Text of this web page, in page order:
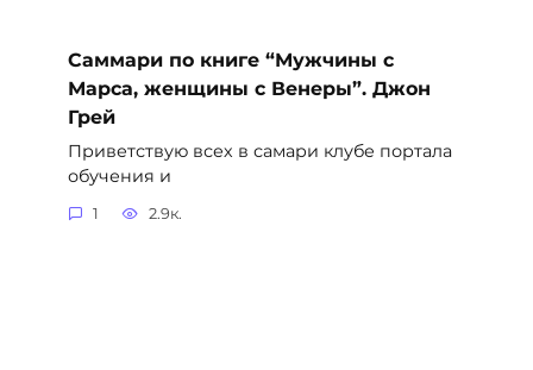
Саммари по книге “Мужчины с
Марса, женщины с Венеры”. Джон
Грей
Приветствую всех в самари клубе портала
обучения и
1 2.9к.